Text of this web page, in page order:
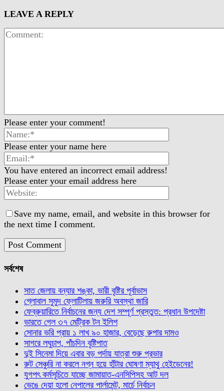
LEAVE A REPLY
Please enter your comment!
Please enter your name here
You have entered an incorrect email address!
Please enter your email address here
Save my name, email, and website in this browser for
the next time I comment.
সর্বশেষ
সাত জেলায় বন্যার শঙ্কা, ভারী বৃষ্টির পূর্বাভাস
গ্লোবাল সুমুদ ফ্লোটিলায় জরুরি অবস্থা জারি
ফেব্রুয়ারিতে নির্বাচনের জন্য দেশ সম্পূর্ণ প্রস্তুত: প্রধান উপদেষ্টা
ভারতে গেল ৩৭ মেট্রিক টন ইলিশ
সোনার ভরি প্রায় ১ লাখ ৯০ হাজার, বেড়েছে রুপার দামও
সাগরে লঘুচাপ, পাঁচদিন বৃষ্টিপাত
দুই সিনেমা দিয়ে এবার বড় পর্দায় যাত্রা শুরু প্রভার
রুট সেঞ্চুরি না করলে নগ্ন হয়ে হাঁটার ঘোষণা ম্যাথু হেইডেনের!
যুগপৎ কর্মসূচিতে যাচ্ছে জামায়াত-এনসিপিসহ আট দল
ভেঙে দেয়া হলো নেপালের পার্লামেন্ট, মার্চে নির্বাচন